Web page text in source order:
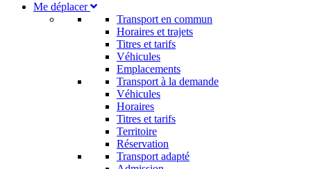
Me déplacer
Transport en commun
Horaires et trajets
Titres et tarifs
Véhicules
Emplacements
Transport à la demande
Véhicules
Horaires
Titres et tarifs
Territoire
Réservation
Transport adapté